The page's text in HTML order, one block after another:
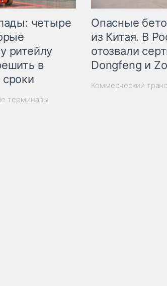
четыре
ритейлу
в
терминалы
Опасные
из Китая. В
отозвали
Dongfeng и
Коммерческий